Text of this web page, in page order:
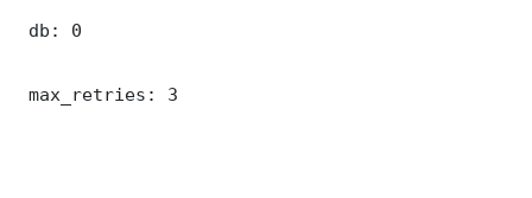
db: 0
max_retries: 3